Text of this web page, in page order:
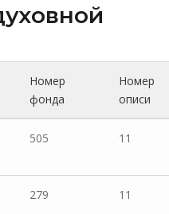
Номер
фонда
Номер
описи
505 11
279 11